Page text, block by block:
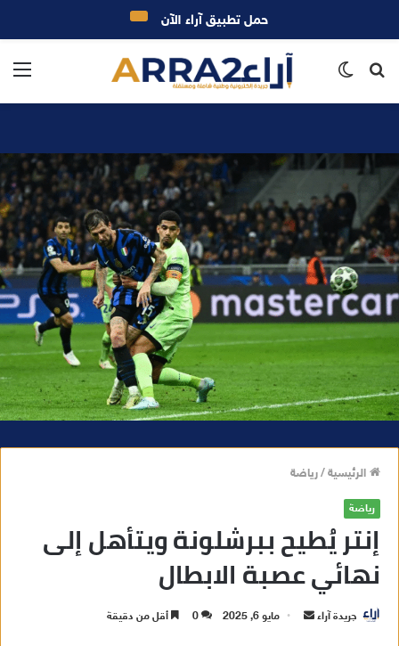
بحث
الرئيسية/رياضة
رياضة
إنتر يُطيح ببرشلونة ويتأهل إلى
نهائي عصبة الابطال
جريدة آراء مايو 6, 2025 0 أقل من دقيقة
حمل تطبيق آراء الآن